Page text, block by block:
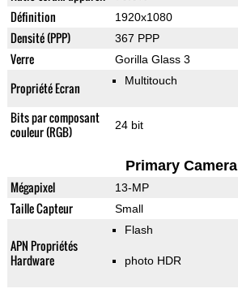
Définition 1920x1080
Densité (PPP) 367 PPP
Verre Gorilla Glass 3
Propriété Ecran Multitouch
Bits par composant
couleur (RGB)
24 bit
Primary Camera
Mégapixel 13-MP
Taille Capteur Small
APN Propriétés
Hardware
Flash
photo HDR